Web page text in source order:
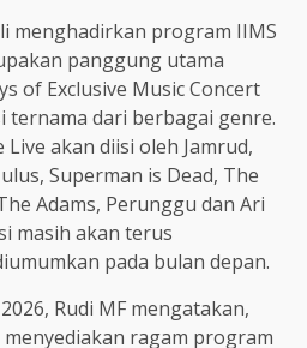
menghadirkan program IIMS
panggung utama
of Exclusive Music Concert
ternama dari berbagai genre.
akan diisi oleh Jamrud,
Superman is Dead, The
Adams, Perunggu dan Ari
masih akan terus
pada bulan depan.
Rudi MF mengatakan,
ragam program